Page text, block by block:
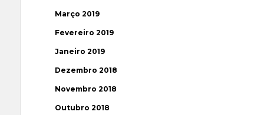
Março 2019
Fevereiro 2019
Janeiro 2019
Dezembro 2018
Novembro 2018
Outubro 2018